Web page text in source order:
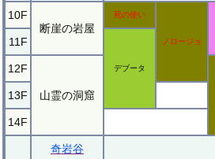
10F
断崖の岩屋
死の使い
ノロージョ
11F
デブータ
12F
山霊の洞窟
13F
14F
奇岩谷